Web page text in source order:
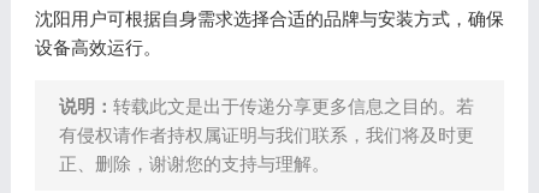
沈阳用户可根据自身需求选择合适的品牌与安装方式，确保
设备高效运行。
说明： 转载此文是出于传递分享更多信息之目的。若
有侵权请作者持权属证明与我们联系，我们将及时更
正、删除，谢谢您的支持与理解。